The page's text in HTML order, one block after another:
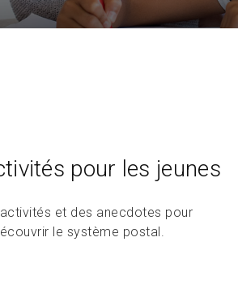
pour les jeunes
et des anecdotes pour
le système postal.